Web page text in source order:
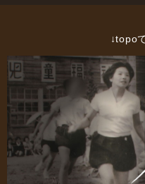
↓topo